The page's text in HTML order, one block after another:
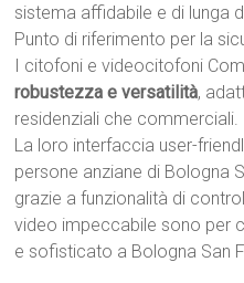
sistema affidabile e di lunga
Punto di riferimento per la
I citofoni e videocitofoni
robustezza e versatilità,
residenziali che commerciali.
La loro interfaccia user-
persone anziane di Bologna
grazie a funzionalità di
video impeccabile sono per
e sofisticato a Bologna San